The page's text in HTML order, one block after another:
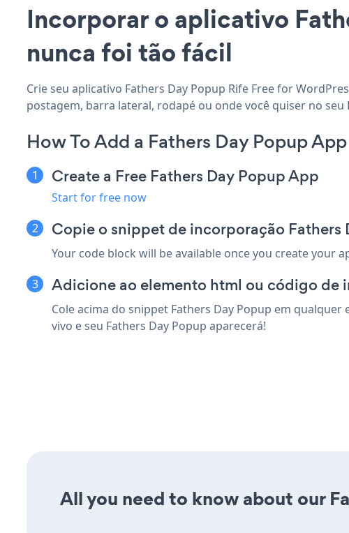
Incorporar o aplicativo
nunca foi tão fácil
Crie seu aplicativo Fathers Day Popup Rife Free for
postagem, barra lateral, rodapé ou onde você quiser no seu
How To Add a Fathers Day Popup
Create a Free Fathers Day Popup App
Start for free now
Copie o snippet de incorporação Fathers
Your code block will be available once you create your
Adicione ao elemento html ou código de
Cole acima do snippet Fathers Day Popup em
vivo e seu Fathers Day Popup aparecerá!
All you need to know about our